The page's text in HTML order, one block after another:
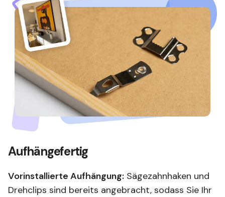
Aufhängefertig
Vorinstallierte Aufhängung: Sägezahnhaken und
Drehclips sind bereits angebracht, sodass Sie Ihr